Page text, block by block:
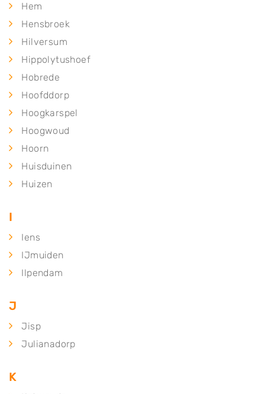
Hem
Hensbroek
Hilversum
Hippolytushoef
Hobrede
Hoofddorp
Hoogkarspel
Hoogwoud
Hoorn
Huisduinen
Huizen
I
Iens
IJmuiden
Ilpendam
J
Jisp
Julianadorp
K